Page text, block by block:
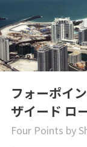
フォーポイ
ザイード ロ
Four Points by